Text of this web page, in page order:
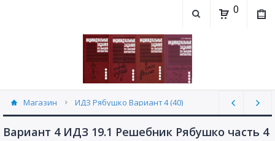
0
Магазин ИДЗ Рябушко Вариант 4 (40)
Вариант 4 ИДЗ 19.1 Решебник Рябушко часть 4